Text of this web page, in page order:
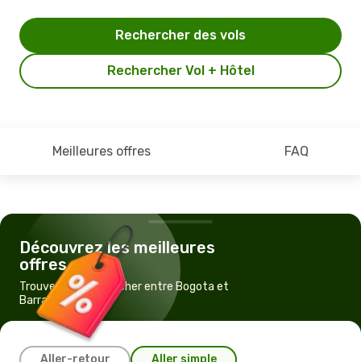
Rechercher Vol + Hôtel
Rechercher des vols
Meilleures offres FAQ
Découvrez les meilleures
offres
Trouvez un vol pas cher entre Bogota et
Barranquilla
Aller-retour Aller simple